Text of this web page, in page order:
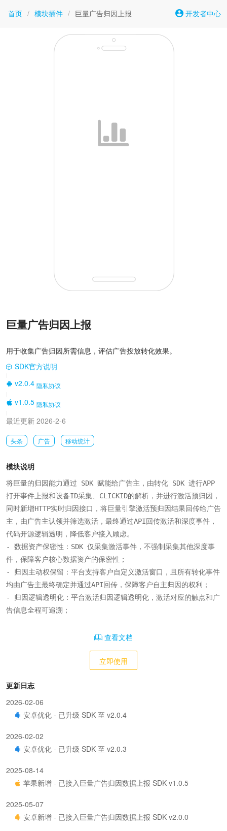
首页 / 模块插件 / 巨量广告归因上报 开发者中心
巨量广告归因上报
用于收集广告归因所需信息，评估广告投放转化效果。
SDK官方说明
v2.0.4 隐私协议
v1.0.5 隐私协议
最近更新 2026-2-6
头条 广告 移动统计
模块说明
将巨量的归因能力通过 SDK 赋能给广告主，由转化 SDK 进行APP
打开事件上报和设备ID采集、CLICKID的解析，并进行激活预归因，
同时新增HTTP实时归因接口，将巨量引擎激活预归因结果回传给广告
主，由广告主认领并筛选激活，最终通过API回传激活和深度事件，
代码开源逻辑透明，降低客户接入顾虑。
- 数据资产保密性：SDK 仅采集激活事件，不强制采集其他深度事
件，保障客户核心数据资产的保密性；
- 归因主动权保留：平台支持客户自定义激活窗口，且所有转化事件
均由广告主最终确定并通过API回传，保障客户自主归因的权利；
- 归因逻辑透明化：平台激活归因逻辑透明化，激活对应的触点和广
告信息全程可追溯；
查看文档
立即使用
更新日志
2026-02-06
安卓优化 - 已升级 SDK 至 v2.0.4
2026-02-02
安卓优化 - 已升级 SDK 至 v2.0.3
2025-08-14
苹果新增 - 已接入巨量广告归因数据上报 SDK v1.0.5
2025-05-07
安卓新增 - 已接入巨量广告归因数据上报 SDK v2.0.0